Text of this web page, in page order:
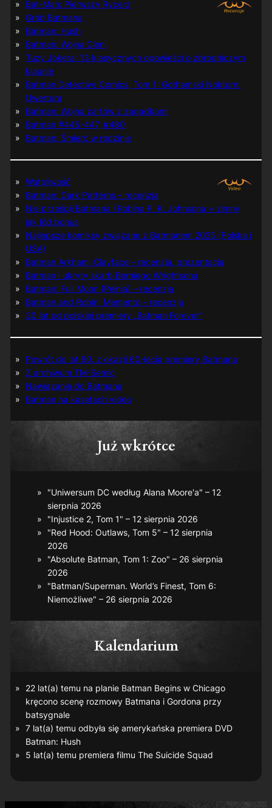
Bat-Man: Pierwszy Rycerz
Grób Batmana
Batman: Hush
Batman: Wojna Cieni
Tuzy Jokera: 13 klasycznych opowieści o zbrodniczym
klaunie
Batman Detective Comics, Tom 1: Gothamski Nokturn:
Uwertura
Batman: Wojna żartów z zagadkami
Batman #445-447, #480
Batman: Śmierć w rodzinie
Wątpliwość
Batman: Dark Patterns – recenzja
Nie prześpij Batmana i Robina P. K. Johnsona + zimny
jak lód bonus
Najlepsze komiksy związane z Batmanem 2025 (Polska i
USA)
Batman Arkham: Clayface – recenzja, prezentacja
Batman i ukryty skarb Berniego Wrightsona
Batman: Full Moon (Pełnia) – recenzja
Batman and Robin: Memento – recenzja
30 lat od polskiej premiery „Batman Forever”
Powrót do lat 60. z okazji 60-lecia premiery Batmana
Z archiwum TM-Semic
Nawiązania do Batmana
Batman na kasetach video
Już wkrótce
"Uniwersum DC według Alana Moore'a" – 12
sierpnia 2026
"Injustice 2, Tom 1" – 12 sierpnia 2026
"Red Hood: Outlaws, Tom 5" – 12 sierpnia
2026
"Absolute Batman, Tom 1: Zoo" – 26 sierpnia
2026
"Batman/Superman. World’s Finest, Tom 6:
Niemożliwe" – 26 sierpnia 2026
Kalendarium
22 lat(a) temu na planie Batman Beginsw Chicago
kręcono scenę rozmowy Batmana i Gordona przy
batsygnale
7 lat(a) temu odbyła się amerykańska premiera DVD
Batman: Hush
5 lat(a) temu premiera filmu The Suicide Squad